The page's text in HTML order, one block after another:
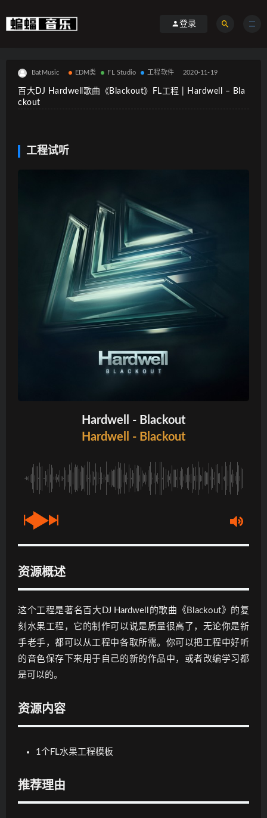
登录
BatMusic EDM类 FL Studio 工程软件 2020-11-19
百大DJ Hardwell歌曲《Blackout》FL工程 | Hardwell – Bla
ckout
工程试听
Hardwell - Blackout
Hardwell - Blackout
资源概述
这个工程是著名百大DJ Hardwell的歌曲《Blackout》的复
刻水果工程，它的制作可以说是质量很高了，无论你是新
手老手，都可以从工程中各取所需。你可以把工程中好听
的音色保存下来用于自己的新的作品中，或者改编学习都
是可以的。
资源内容
1个FL水果工程模板
推荐理由